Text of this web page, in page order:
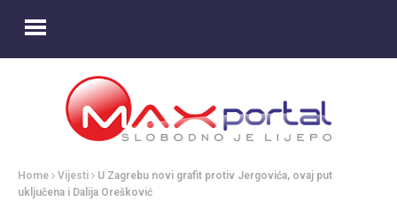
Home Vijesti
U Zagrebu novi grafit protiv Jergovića, ovaj put
uključena i Dalija Orešković